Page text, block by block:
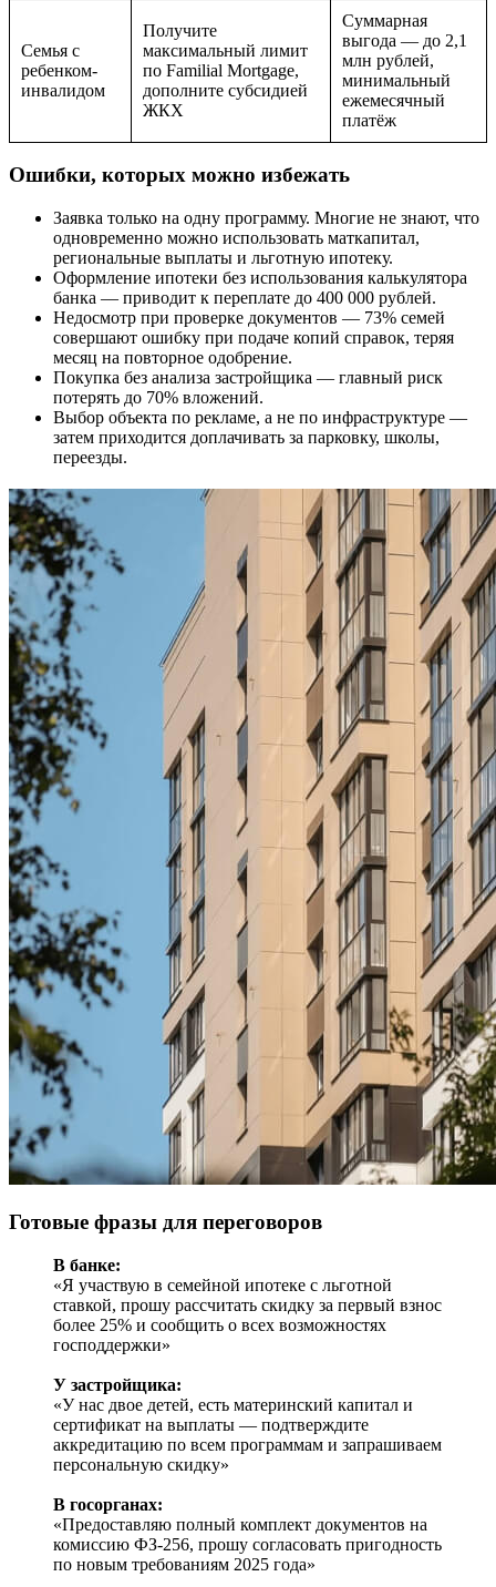
Семья с
ребенком-
инвалидом
Получите
максимальный лимит
по Familial Mortgage,
дополните субсидией
ЖКХ
Суммарная
выгода — до 2,1
млн рублей,
минимальный
ежемесячный
платёж
Ошибки, которых можно избежать
Заявка только на одну программу. Многие не знают, что
одновременно можно использовать маткапитал,
региональные выплаты и льготную ипотеку.
Оформление ипотеки без использования калькулятора
банка — приводит к переплате до 400 000 рублей.
Недосмотр при проверке документов — 73% семей
совершают ошибку при подаче копий справок, теряя
месяц на повторное одобрение.
Покупка без анализа застройщика — главный риск
потерять до 70% вложений.
Выбор объекта по рекламе, а не по инфраструктуре —
затем приходится доплачивать за парковку, школы,
переезды.
Готовые фразы для переговоров
В банке:
«Я участвую в семейной ипотеке с льготной
ставкой, прошу рассчитать скидку за первый взнос
более 25% и сообщить о всех возможностях
господдержки»
У застройщика:
«У нас двое детей, есть материнский капитал и
сертификат на выплаты — подтверждите
аккредитацию по всем программам и запрашиваем
персональную скидку»
В госорганах:
«Предоставляю полный комплект документов на
комиссию ФЗ-256, прошу согласовать пригодность
по новым требованиям 2025 года»